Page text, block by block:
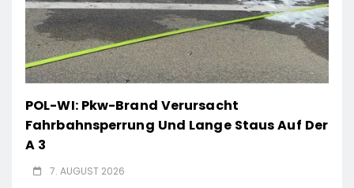
POL-WI: Pkw-Brand Verursacht
Fahrbahnsperrung Und Lange Staus Auf Der
A 3
7. AUGUST 2026